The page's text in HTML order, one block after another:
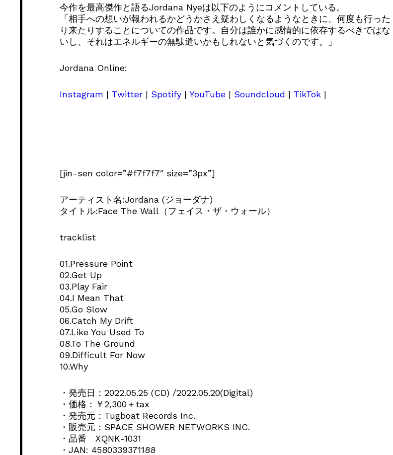
今作を最高傑作と語るJordana Nyeは以下のようにコメントしている。
「相手への想いが報われるかどうかさえ疑わしくなるようなときに、何度も行った
り来たりすることについての作品です。自分は誰かに感情的に依存するべきではな
いし、それはエネルギーの無駄遣いかもしれないと気づくのです。」
Jordana Online:
Instagram | Twitter | Spotify | YouTube | Soundcloud | TikTok |
[jin-sen color=”#f7f7f7″ size=”3px”]
アーティスト名:Jordana (ジョーダナ)
タイトル:Face The Wall（フェイス・ザ・ウォール）
tracklist
01.Pressure Point
02.Get Up
03.Play Fair
04.I Mean That
05.Go Slow
06.Catch My Drift
07.Like You Used To
08.To The Ground
09.Difficult For Now
10.Why
・発売日：2022.05.25 (CD) /2022.05.20(Digital)
・価格：￥2,300＋tax
・発売元：Tugboat Records Inc.
・販売元：SPACE SHOWER NETWORKS INC.
・品番 XQNK-1031
・JAN: 4580339371188